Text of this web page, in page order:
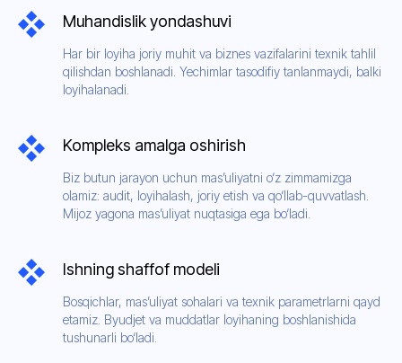
Muhandislik yondashuvi
Har bir loyiha joriy muhit va biznes vazifalarini texnik tahlil
qilishdan boshlanadi. Yechimlar tasodifiy tanlanmaydi, balki
loyihalanadi.
Kompleks amalga oshirish
Biz butun jarayon uchun mas’uliyatni o‘z zimmamizga
olamiz: audit, loyihalash, joriy etish va qo‘llab-quvvatlash.
Mijoz yagona mas’uliyat nuqtasiga ega bo‘ladi.
Ishning shaffof modeli
Bosqichlar, mas’uliyat sohalari va texnik parametrlarni qayd
etamiz. Byudjet va muddatlar loyihaning boshlanishida
tushunarli bo‘ladi.